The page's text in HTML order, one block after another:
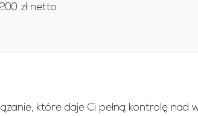
200 zł netto
które daje Ci pełną kontrolę